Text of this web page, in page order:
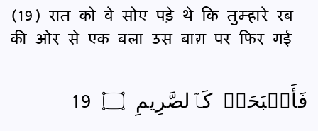
(19) रात को वे सोए पड़े थे कि तुम्हारे रब
की ओर से एक बला उस बाग़ पर फिर गई
فَأَصۡبَحَتۡ كَٱلصَّرِيمِ ۝ 19